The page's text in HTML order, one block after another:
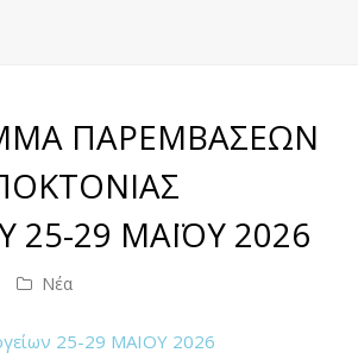
ΠΑΡΕΜΒΑΣΕΩΝ
25-29 ΜΑΪΟΥ 2026
Νέα
25-29 ΜΑΙΟΥ 2026